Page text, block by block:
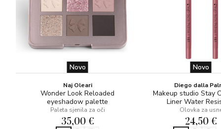
Prigodan za sve tipove kože.
Novo
Naj Oleari
Wonder Look Reloaded
eyeshadow palette
Paleta sjenila za oči
35,00 €
Novo
Diego dalla
Makeup studio Stay
Liner Water
Olovka za
24,50 €